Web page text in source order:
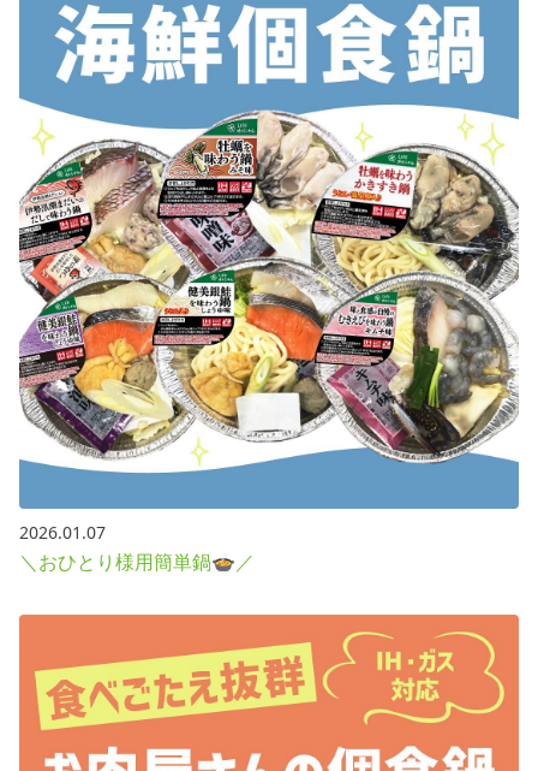
2026.01.07
＼おひとり様用簡単鍋🍲／